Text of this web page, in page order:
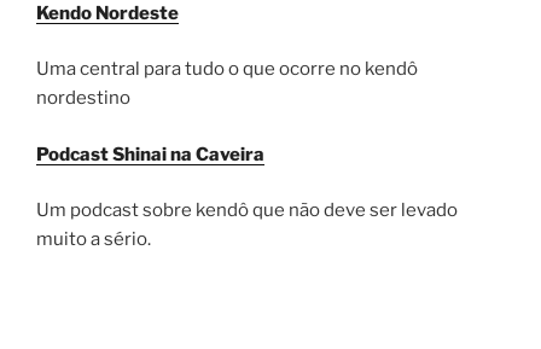
Kendo Nordeste
Uma central para tudo o que ocorre no kendô
nordestino
Podcast Shinai na Caveira
Um podcast sobre kendô que não deve ser levado
muito a sério.